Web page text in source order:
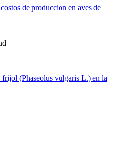
de produccion en aves de
(Phaseolus vulgaris L.) en la